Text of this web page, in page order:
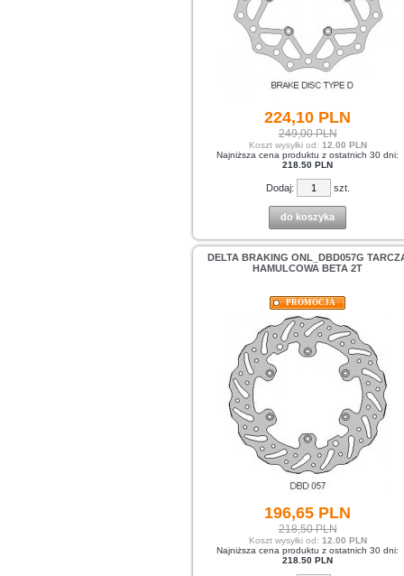
224,10 PLN
249,00 PLN
Koszt wysyłki od: 12.00 PLN
Najniższa cena produktu z ostatnich 30 dni:
218.50 PLN
Dodaj: szt.
do koszyka
DELTA BRAKING ONL_DBD057G
HAMULCOWA BETA 2T
PROMOCJA
196,65 PLN
218,50 PLN
Koszt wysyłki od: 12.00 PLN
Najniższa cena produktu z ostatnich 30 dni:
218.50 PLN